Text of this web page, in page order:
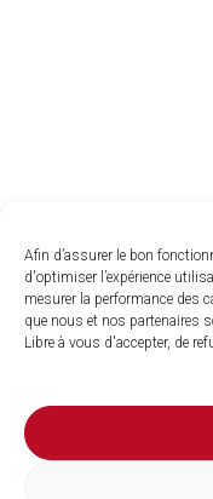
Afin d’assurer le bon
d'optimiser l’expérience
mesurer la performance des
que nous et nos partenaires
Libre à vous d'accepter, de